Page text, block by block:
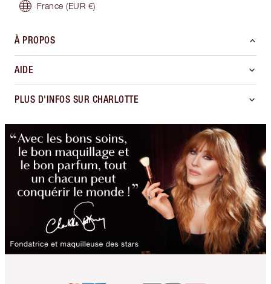
France (EUR €)
À PROPOS
AIDE
PLUS D'INFOS SUR CHARLOTTE